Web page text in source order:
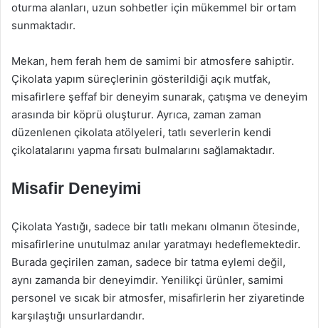
oturma alanları, uzun sohbetler için mükemmel bir ortam
sunmaktadır.
Mekan, hem ferah hem de samimi bir atmosfere sahiptir.
Çikolata yapım süreçlerinin gösterildiği açık mutfak,
misafirlere şeffaf bir deneyim sunarak, çatışma ve deneyim
arasında bir köprü oluşturur. Ayrıca, zaman zaman
düzenlenen çikolata atölyeleri, tatlı severlerin kendi
çikolatalarını yapma fırsatı bulmalarını sağlamaktadır.
Misafir Deneyimi
Çikolata Yastığı, sadece bir tatlı mekanı olmanın ötesinde,
misafirlerine unutulmaz anılar yaratmayı hedeflemektedir.
Burada geçirilen zaman, sadece bir tatma eylemi değil,
aynı zamanda bir deneyimdir. Yenilikçi ürünler, samimi
personel ve sıcak bir atmosfer, misafirlerin her ziyaretinde
karşılaştığı unsurlardandır.